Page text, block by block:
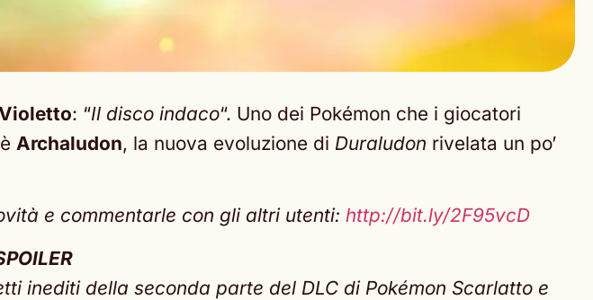
: “Il disco indaco“. Uno dei Pokémon che i giocatori
Archaludon, la nuova evoluzione di Duraludon rivelata un po’
e commentarle con gli altri utenti: http://bit.ly/2F95vcD
inediti della seconda parte del DLC di Pokémon Scarlatto e